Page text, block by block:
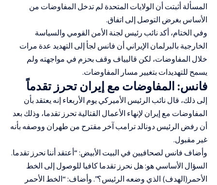
المسألة أثبتت أن الولايات المتحدة لم تدخل المفاوضات من
الأساس بغرض التوصل إلى اتفاق.
وفي الختام، أكد نائب رئيس لجنة الأمن القومي والسياسة
الخارجية بالبرلمان الإيراني أن فانس لجأ إلى التهديد عدة مرات
خلال المفاوضات، لكن قاليياف وقف بحزم في مواجهته ولم
يسمح للتهديدات بتغيير مسار المفاوضات.
فانس: المفاوضات مع إيران تحرز تقدماً
إلى ذلك، قال نائب الرئيس الأميركي يوم الأربعاء إنه يعتقد بأن
المفاوضات مع إيران لإنهاء الأعمال القتالية تحرز تقدما، وذلك بعد
أن رفض الرئيس دونالد ترامب آخر مقترح من طهران ووصفه بأنه
غير مقبول.
وأضاف فانس لصحافيين في البيت الأبيض: “أعتقد أننا نحرز تقدما.
السؤال الأساسي هو: هل نحرز تقدما كافيا للوصول إلى الخط
الأحمر(الهدف) الذي وضعه الرئيس؟”. وأضاف: “الخط الأحمر